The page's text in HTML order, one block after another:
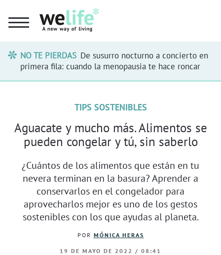
NO TE PIERDAS De susurro nocturno a concierto en
primera fila: cuando la menopausia te hace roncar
TIPS SOSTENIBLES
Aguacate y mucho más. Alimentos se
pueden congelar y tú, sin saberlo
¿Cuántos de los alimentos que están en tu
nevera terminan en la basura? Aprender a
conservarlos en el congelador para
aprovecharlos mejor es uno de los gestos
sostenibles con los que ayudas al planeta.
POR MÓNICA HERAS
19 DE MAYO DE 2022 / 08:41